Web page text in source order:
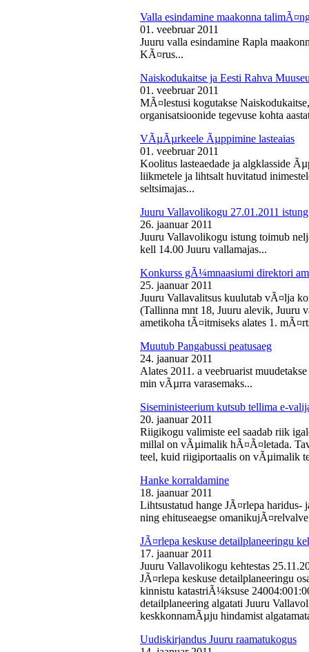
Valla esindamine maakonna
01. veebruar 2011
Juuru valla esindamine Rapla
KÃ¤rus...
Naiskodukaitse ja Eesti Rahva
01. veebruar 2011
MÃ¤lestusi kogutakse
organisatsioonide tegevuse kohta
VÃµÃµrkeele Ãµppimine lasteaias
01. veebruar 2011
Koolitus lasteaedade ja algklasside
liikmetele ja lihtsalt huvitatud
seltsimajas...
Juuru Vallavolikogu 27.01.2011 istung
26. jaanuar 2011
Juuru Vallavolikogu istung toimub
kell 14.00 Juuru vallamajas...
Konkurss gÃ¼mnaasiumi direktori
25. jaanuar 2011
Juuru Vallavalitsus kuulutab vÃ¤lja
(Tallinna mnt 18, Juuru alevik, Juuru
ametikoha tÃ¤itmiseks alates 1.
Muutub Pangabussi peatusaeg
24. jaanuar 2011
Alates 2011. a veebruarist
min vÃµrra varasemaks...
Siseministeerium kutsub tellima e-
20. jaanuar 2011
Riigikogu valimiste eel saadab riik
millal on vÃµimalik hÃ¤Ã¤letada.
teel, kuid riigiportaalis on vÃµimalik
Hanke korraldamine
18. jaanuar 2011
Lihtsustatud hange JÃ¤rlepa
ning ehituseaegse
JÃ¤rlepa keskuse detailplaneeringu
17. jaanuar 2011
Juuru Vallavolikogu kehtestas
JÃ¤rlepa keskuse detailplaneeringu
kinnistu katastriÃ¼ksuse
detailplaneering algatati Juuru
keskkonnamÃµju hindamist
Uudiskirjandus Juuru raamatukogus